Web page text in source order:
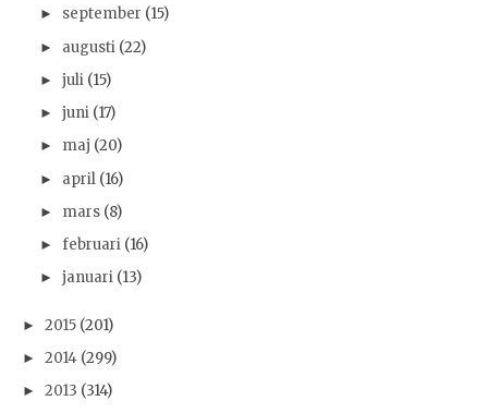
► september (15)
► augusti (22)
► juli (15)
► juni (17)
► maj (20)
► april (16)
► mars (8)
► februari (16)
► januari (13)
► 2015 (201)
► 2014 (299)
► 2013 (314)